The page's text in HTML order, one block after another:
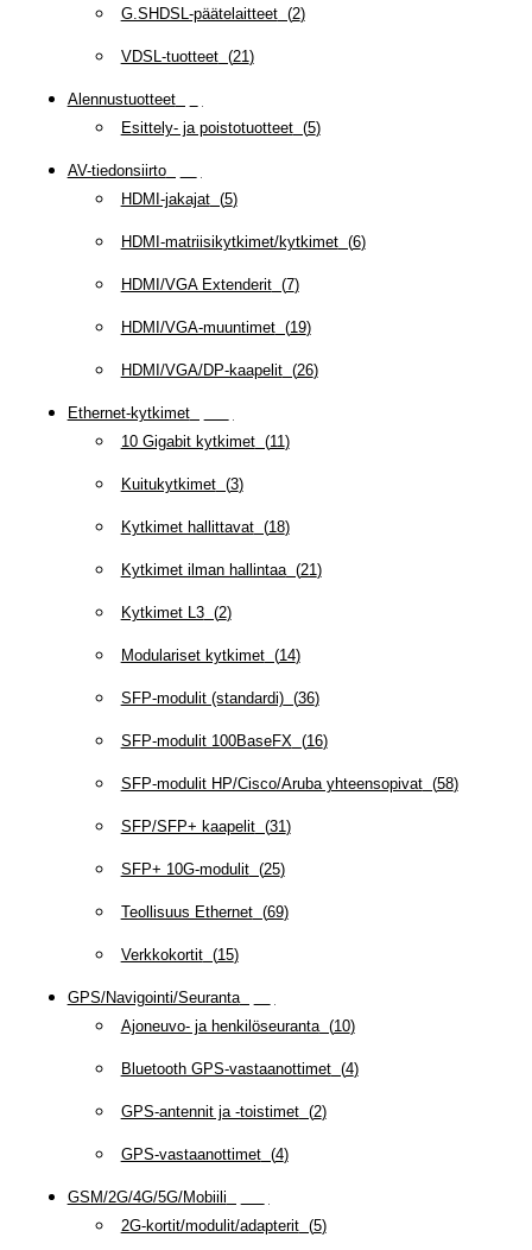
G.SHDSL-päätelaitteet(2)
VDSL-tuotteet(21 )
Alennustuotteet(
Esittely- ja poistotuotteet(5)
AV-tiedonsiirto(
HDMI-jakajat(5)
HDMI-matriisikytkimet/kytkimet(6)
HDMI/VGA Extenderit(7)
HDMI/VGA-muuntimet(19)
HDMI/VGA/DP-kaapelit(26)
Ethernet-kytkimet(
10 Gigabit kytkimet(11 )
Kuitukytkimet(3)
Kytkimet hallittavat(18)
Kytkimet ilman hallintaa(21 )
Kytkimet L3(2)
Modulariset kytkimet(14)
SFP-modulit (standardi)(36)
SFP-modulit 100BaseFX (16)
SFP-modulit HP/Cisco/Aruba yhteensopivat(58)
SFP/SFP+ kaapelit(31 )
SFP+ 10G-modulit(25)
Teollisuus Ethernet(69)
Verkkokortit(15)
GPS/Navigointi/Seuranta(
Ajoneuvo- ja henkilöseuranta(10)
Bluetooth GPS-vastaanottimet(4)
GPS-antennit ja -toistimet(2)
GPS-vastaanottimet(4)
GSM/2G/4G/5G/Mobiili
2G-kortit/modulit/adapterit(5)